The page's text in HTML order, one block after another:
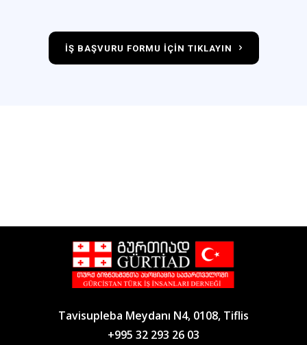
İŞ BAŞVURU FORMU IÇIN TIKLAYIN
Tavisupleba Meydanı N4, 0108, Tiflis
+995 32 293 26 03